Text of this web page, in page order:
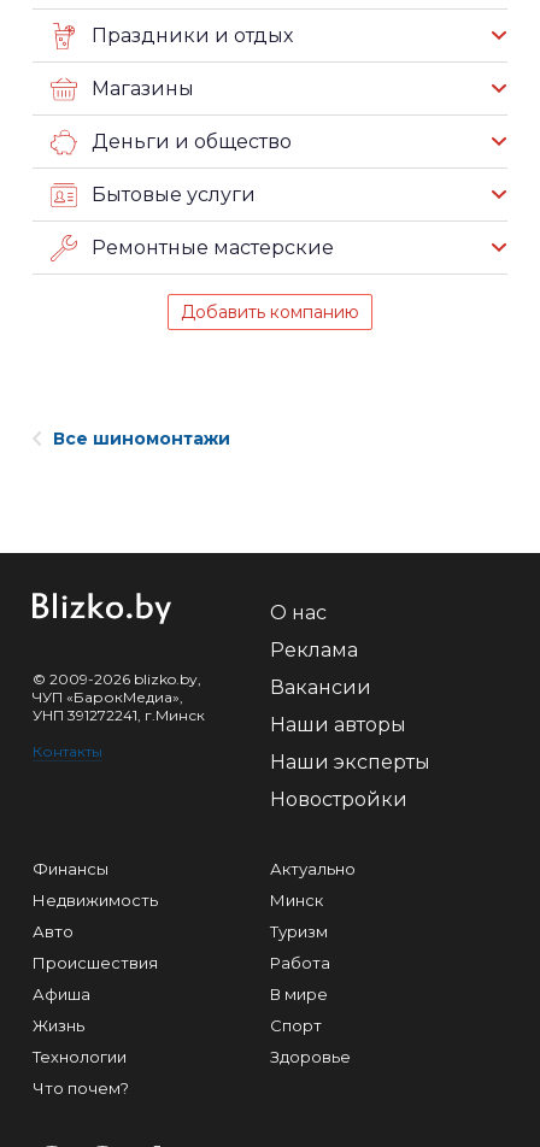
Праздники и отдых
Магазины
Деньги и общество
Бытовые услуги
Ремонтные мастерские
Добавить компанию
Все шиномонтажи
© 2009-2026 blizko.by,
ЧУП «БарокМедиа»,
УНП 391272241, г.Минск
Контакты
О нас
Реклама
Вакансии
Наши авторы
Наши эксперты
Новостройки
Финансы
Недвижимость
Авто
Происшествия
Афиша
Жизнь
Технологии
Что почем?
Актуально
Минск
Туризм
Работа
В мире
Спорт
Здоровье